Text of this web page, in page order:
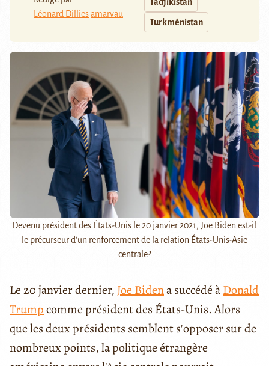
Léonard Dilliesamarvau
Tadjikistan
Turkménistan
Devenu président des États-Unis le 20 janvier 2021, Joe Biden est-il
le précurseur d'un renforcement de la relation États-Unis-Asie
centrale?
Le 20 janvier dernier, Joe Bidena succédé àDonald
Trumpcomme président des États-Unis. Alors
que les deux présidents semblent s'opposer sur de
nombreux points, la politique étrangère